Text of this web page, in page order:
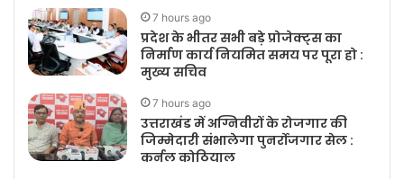
7 hours ago
प्रदेश के भीतर सभी बड़े प्रोजेक्ट्स का
निर्माण कार्य नियमित समय पर पूरा हो :
मुख्य सचिव
7 hours ago
उत्तराखंड में अग्निवीरों के रोजगार की
जिम्मेदारी संभालेगा पुनर्रोजगार सेल :
कर्नल कोठियाल